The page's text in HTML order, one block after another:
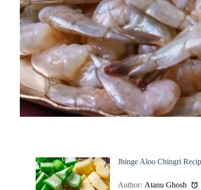
Jhinge Aloo Chingri Recipe
Author: Atanu Ghosh